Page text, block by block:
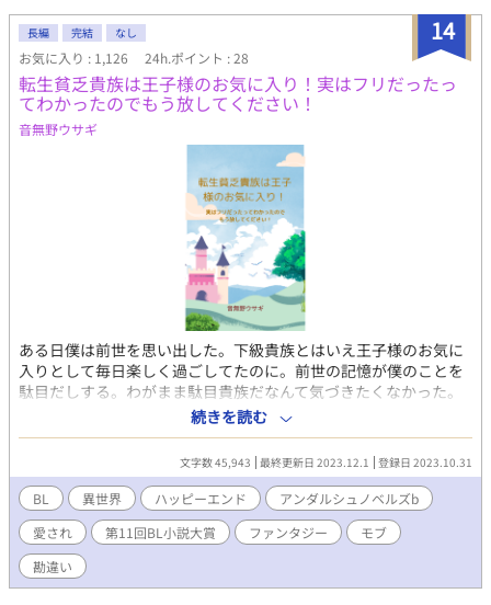
気を失っているらしく、訪れるなり寝台へと引き摺り込まれる。
※妊娠についてのあれこれがありますので苦手な方はご注意くだ
さい。 ※小説の文章をコピーして無断で使用したり、登場人物名
を版権キャラクターに置き換えた二次創作小説への転用は一部分
であってもお断りします。 無断使用を発見した場合には、警告を
おこなった上で、悪質な場合は法的措置をとる場合があります。
自サイト： https://sakkkkkkkkk.lsv.jp/ 誤字脱字報告フォーム：
https://form1ssl.fc2.com/form/?id=fcdb8998a698847f
14
長編 完結 なし
お気に入り : 1,126 24h.ポイント : 28
転生貧乏貴族は王子様のお気に入り！実はフリだったっ
てわかったのでもう放してください！
音無野ウサギ
ある日僕は前世を思い出した。下級貴族とはいえ王子様のお気に
入りとして毎日楽しく過ごしてたのに。前世の記憶が僕のことを
駄目だしする。わがまま駄目貴族だなんて気づきたくなかった。
王子様が優しくしてくれてたのも実は裏があったなんて気づきた
くなかった。品行方正になるぞって思ったのに！ え？王子様なん
でそんなに優しくしてくるんですか？ちょっとパーソナルスペー
ス！！ 調子に乗ってた貧乏貴族の主人公が慎ましくても確実な幸
せを手に入れようとジタバタするお話です。 ※ IFストーリー
R18も完結しました。大人の方よろしければどうぞ読んでいただ
けると嬉しいです。
https://www.alphapolis.co.jp/novel/263032221/347838152
続きを読む
文字数 45,943 最終更新日 2023.12.1 登録日 2023.10.31
BL 異世界 ハッピーエンド
アンダルシュノベルズb
愛され
第11回BL小説大賞 ファンタジー
モブ
勘違い